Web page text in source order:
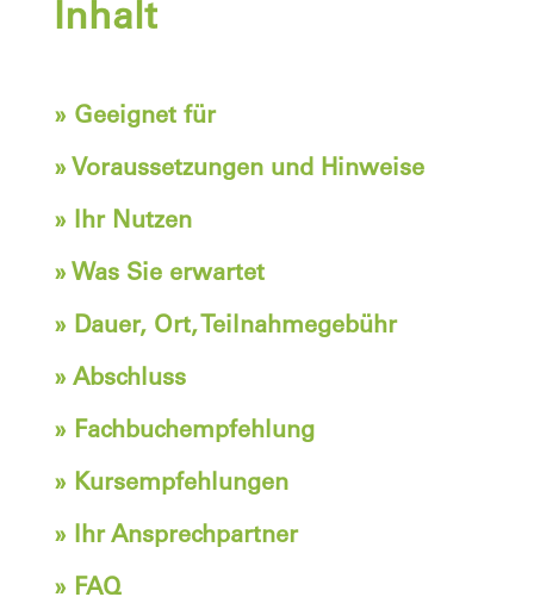
Inhalt
» Geeignet für
» Voraussetzungen und Hinweise
» Ihr Nutzen
» Was Sie erwartet
» Dauer, Ort, Teilnahmegebühr
» Abschluss
» Fachbuchempfehlung
» Kursempfehlungen
» Ihr Ansprechpartner
» FAQ